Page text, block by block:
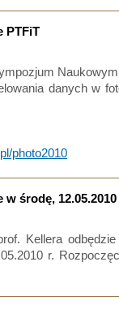
PTFiT
Naukowym
danych w
photo2010
środę, 12.05.2010
Kellera
r.